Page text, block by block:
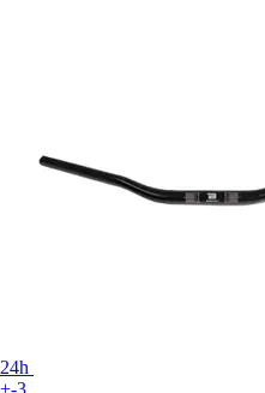
24h
+-3